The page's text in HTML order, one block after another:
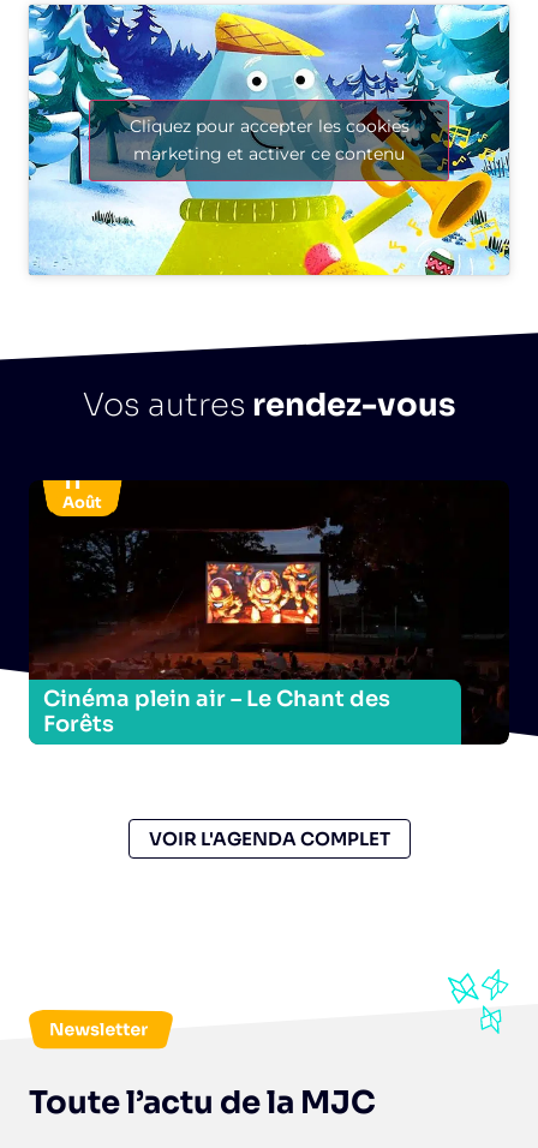
Cliquez pour accepter les cookies
marketing et activer ce contenu
Vos autres rendez-vous
11
Août
Cinéma plein air – Le Chant des
Forêts
VOIR L'AGENDA COMPLET
Toute l’actu de la MJC